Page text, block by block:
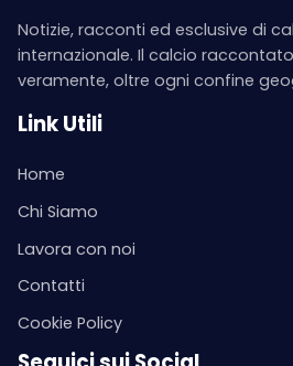
Notizie, racconti ed esclusive di
internazionale. Il calcio
veramente, oltre ogni confine
Link Utili
Home
Chi Siamo
Lavora con noi
Contatti
Cookie Policy